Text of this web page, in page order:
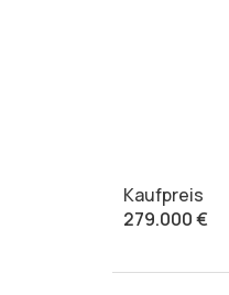
Kaufpreis
279.000 €